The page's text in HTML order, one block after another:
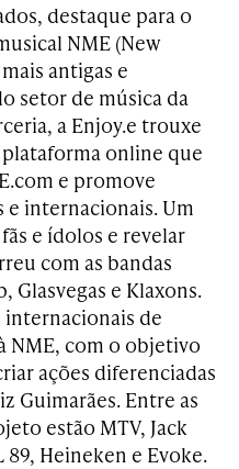
destaque para o
NME (New
antigas e
setor de música da
a Enjoy.e trouxe
online que
e promove
e internacionais. Um
e ídolos e revelar
com as bandas
Glasvegas e Klaxons.
internacionais de
NME, com o objetivo
ações diferenciadas
Guimarães. Entre as
estão MTV, Jack
89, Heineken e Evoke.